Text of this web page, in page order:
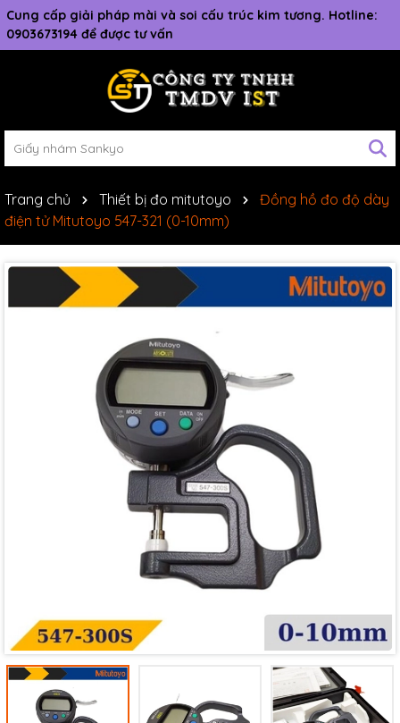
Cung cấp giải pháp mài và soi cấu trúc kim tương. Hotline:
0903673194 để được tư vấn
Trang chủ Thiết bị đo mitutoyo
Đồng hồ đo độ dày
điện tử Mitutoyo 547-321 (0-10mm)
Mã giảm giá: